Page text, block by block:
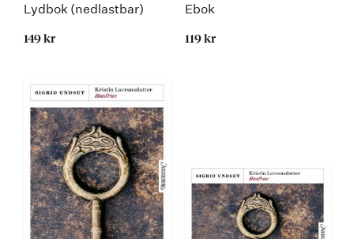
Lydbok (nedlastbar)
149 kr
Ebok
119 kr